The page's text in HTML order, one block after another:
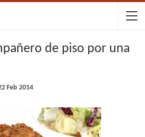
de piso por una
Feb 2014